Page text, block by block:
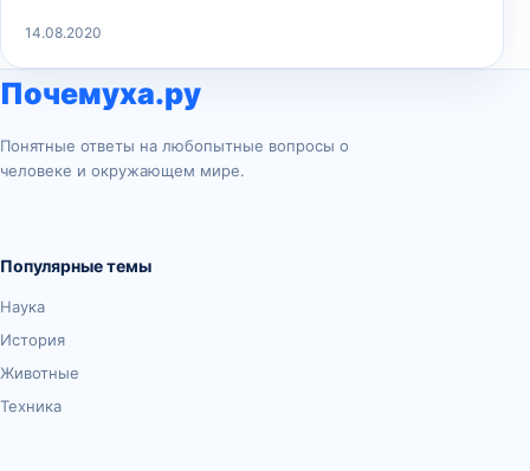
14.08.2020
Почемуха.ру
Понятные ответы на любопытные вопросы о
человеке и окружающем мире.
Популярные темы
Наука
История
Животные
Техника